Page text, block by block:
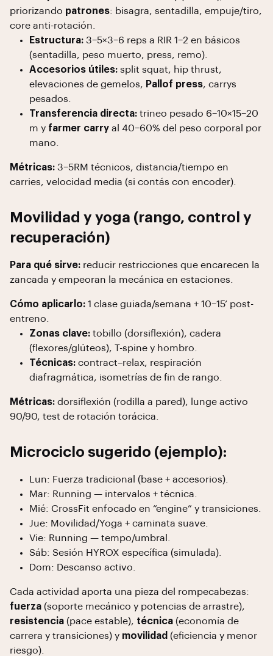
priorizando patrones: bisagra, sentadilla, empuje/tiro,
core anti-rotación.
Estructura: 3–5×3–6 reps a RIR 1–2 en básicos
(sentadilla, peso muerto, press, remo).
Accesorios útiles: split squat, hip thrust,
elevaciones de gemelos, Pallof press, carrys
pesados.
Transferencia directa: trineo pesado 6–10×15–20
m y farmer carry al 40–60% del peso corporal por
mano.
Métricas: 3–5RM técnicos, distancia/tiempo en
carries, velocidad media (si contás con encoder).
Movilidad y yoga (rango, control y
recuperación)
Para qué sirve: reducir restricciones que encarecen la
zancada y empeoran la mecánica en estaciones.
Cómo aplicarlo: 1 clase guiada/semana + 10–15’ post-
entreno.
Zonas clave: tobillo (dorsiflexión), cadera
(flexores/glúteos), T-spine y hombro.
Técnicas: contract–relax, respiración
diafragmática, isometrías de fin de rango.
Métricas: dorsiflexión (rodilla a pared), lunge activo
90/90, test de rotación torácica.
Microciclo sugerido (ejemplo):
Lun: Fuerza tradicional (base + accesorios).
Mar: Running — intervalos + técnica.
Mié: CrossFit enfocado en “engine” y transiciones.
Jue: Movilidad/Yoga + caminata suave.
Vie: Running — tempo/umbral.
Sáb: Sesión HYROX específica (simulada).
Dom: Descanso activo.
Cada actividad aporta una pieza del rompecabezas:
fuerza (soporte mecánico y potencias de arrastre),
resistencia (pace estable), técnica (economía de
carrera y transiciones) y movilidad (eficiencia y menor
riesgo).